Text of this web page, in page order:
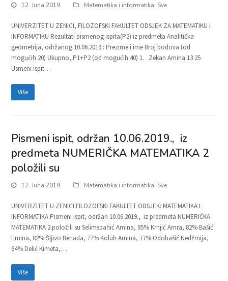
12. Juna 2019. Matematika i informatika, Sve
UNIVERZITET U ZENICI, FILOZOFSKI FAKULTET ODSJEK ZA MATEMATIKU I
INFORMATIKU Rezultati pismenog ispita(P2) iz predmeta Analitička
geometrija, održanog 10.06.2019.: Prezime i ime Broj bodova (od
mogućih 20) Ukupno, P1+P2 (od mogućih 40) 1. Zekan Amina 13 25
Usmeni ispit…
Više
Pismeni ispit, održan 10.06.2019., iz
predmeta NUMERIČKA MATEMATIKA 2
položili su
12. Juna 2019. Matematika i informatika, Sve
UNIVERZITET U ZENICI FILOZOFSKI FAKULTET ODSJEK: MATEMATIKA I
INFORMATIKA Pismeni ispit, održan 10.06.2019., iz predmeta NUMERIČKA
MATEMATIKA 2 položili su Selimspahić Amina, 95% Krnjić Amra, 82% Bašić
Emina, 82% Šljivo Benada, 77% Koluh Amina, 77% Odobašić Nedžmija,
64% Delić Kimeta,…
Više